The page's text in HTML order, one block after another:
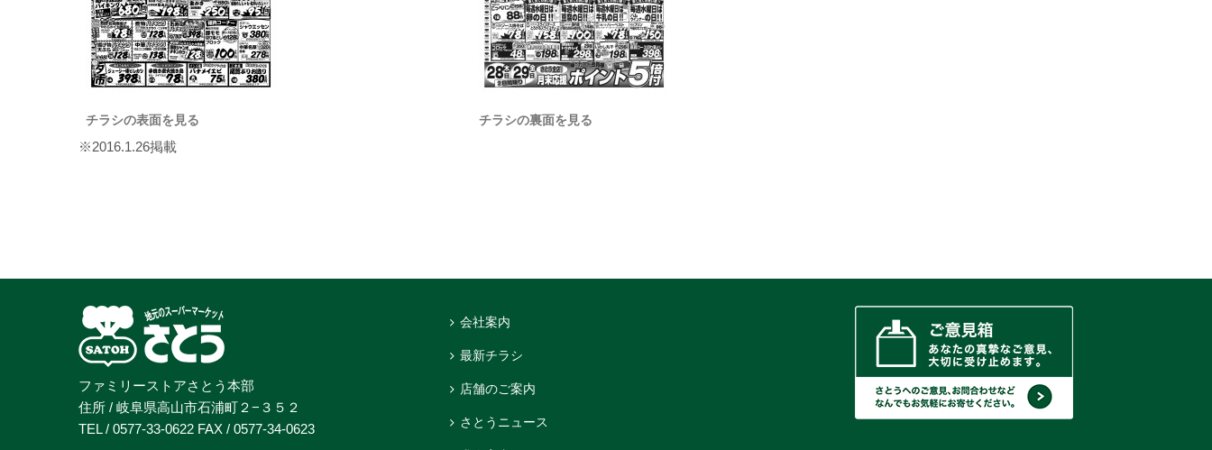
チラシの表面を見る チラシの裏面を見る
※2016.1.26掲載
ファミリーストアさとう本部
住所 / 岐阜県高山市石浦町２−３５２
TEL / 0577-33-0622 FAX / 0577-34-0623
会社案内
最新チラシ
店舗のご案内
さとうニュース